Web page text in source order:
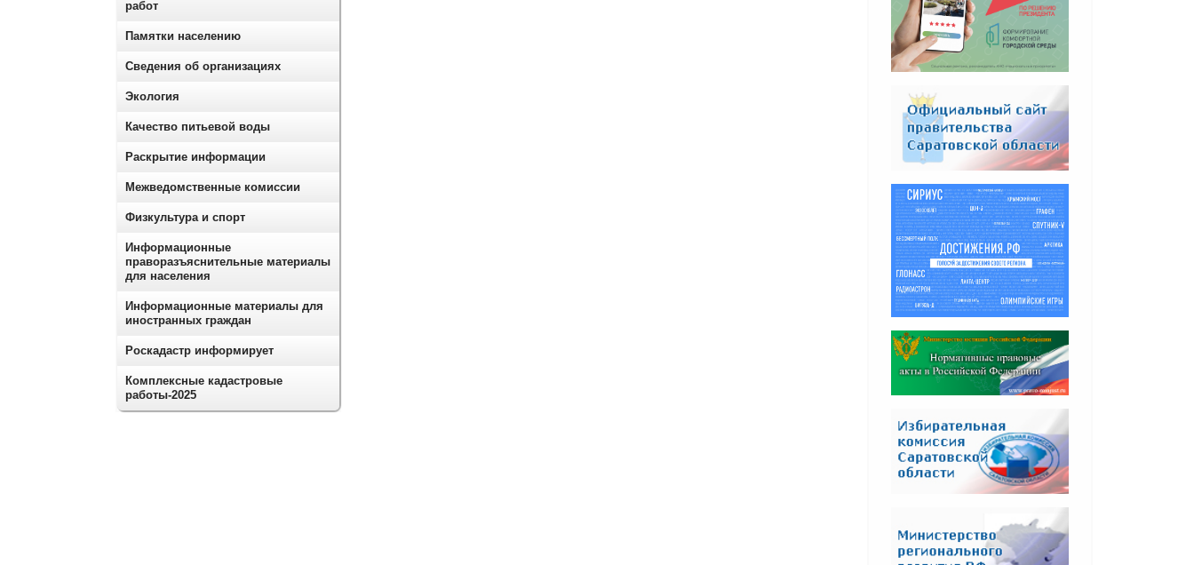
работ
Памятки населению
Сведения об организациях
Экология
Качество питьевой воды
Раскрытие информации
Межведомственные комиссии
Физкультура и спорт
Информационные
праворазъяснительные материалы
для населения
Информационные материалы для
иностранных граждан
Роскадастр информирует
Комплексные кадастровые
работы-2025